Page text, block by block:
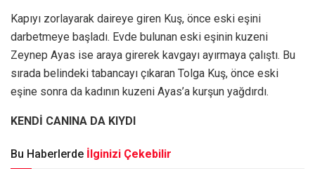
Kapıyı zorlayarak daireye giren Kuş, önce eski eşini
darbetmeye başladı. Evde bulunan eski eşinin kuzeni
Zeynep Ayas ise araya girerek kavgayı ayırmaya çalıştı. Bu
sırada belindeki tabancayı çıkaran Tolga Kuş, önce eski
eşine sonra da kadının kuzeni Ayas’a kurşun yağdırdı.
KENDİ CANINA DA KIYDI
Bu Haberlerde İlginizi Çekebilir